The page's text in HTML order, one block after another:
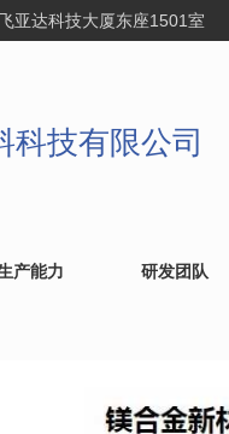
亚达科技大厦东座1501室
科技有限公司
产能力 研发团队